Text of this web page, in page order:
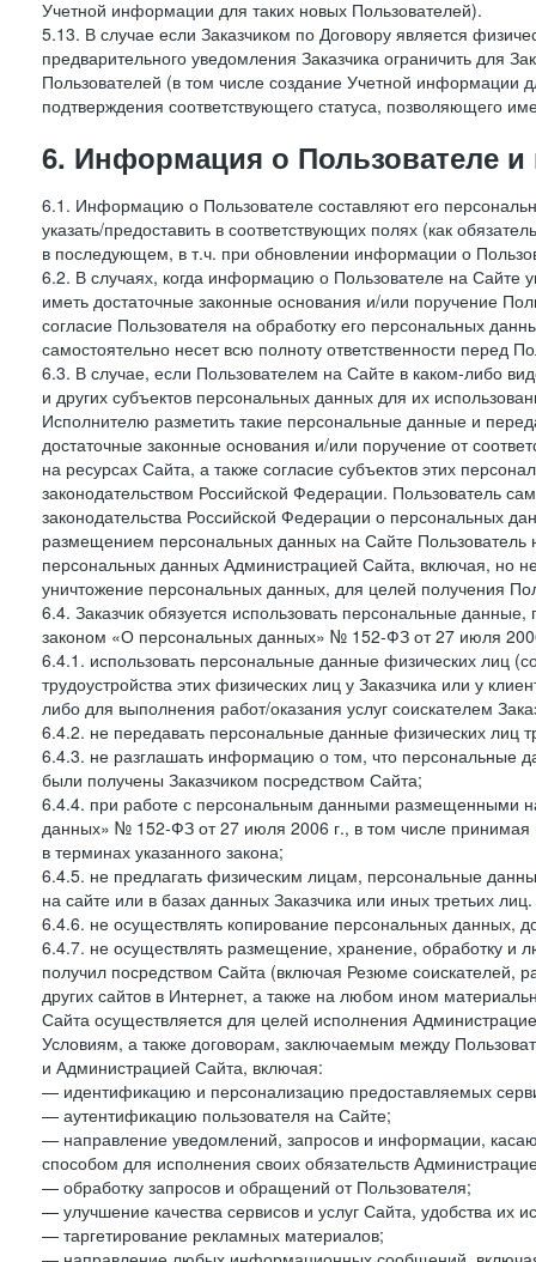
Учетной информации для таких новых Пользователей).
5.13. В случае если Заказчиком по Договору является
предварительного уведомления Заказчика ограничить для
Пользователей (в том числе создание Учетной информации
подтверждения соответствующего статуса, позволяющего
6. Информация о Пользователе
6.1. Информацию о Пользователе составляют его
указать/предоставить в соответствующих полях (как
в последующем, в т.ч. при обновлении информации о
6.2. В случаях, когда информацию о Пользователе на Сайте
иметь достаточные законные основания и/или поручение
согласие Пользователя на обработку его персональных
самостоятельно несет всю полноту ответственности перед
6.3. В случае, если Пользователем на Сайте в каком-либо
и других субъектов персональных данных для их
Исполнителю разметить такие персональные данные и
достаточные законные основания и/или поручение от
на ресурсах Сайта, а также согласие субъектов этих
законодательством Российской Федерации. Пользователь
законодательства Российской Федерации о персональных
размещением персональных данных на Сайте Пользователь
персональных данных Администрацией Сайта, включая, но
уничтожение персональных данных, для целей получения
6.4. Заказчик обязуется использовать персональные
законом «О персональных данных» № 152-ФЗ от 27 июля
6.4.1. использовать персональные данные физических лиц
трудоустройства этих физических лиц у Заказчика или у
либо для выполнения работ/оказания услуг соискателем
6.4.2. не передавать персональные данные физических лиц
6.4.3. не разглашать информацию о том, что персональные
были получены Заказчиком посредством Сайта;
6.4.4. при работе с персональным данными размещенными
данных» № 152-ФЗ от 27 июля 2006 г., в том числе принимая
в терминах указанного закона;
6.4.5. не предлагать физическим лицам, персональные
на сайте или в базах данных Заказчика или иных третьих лиц.
6.4.6. не осуществлять копирование персональных данных,
6.4.7. не осуществлять размещение, хранение, обработку и
получил посредством Сайта (включая Резюме
других сайтов в Интернет, а также на любом ином
Сайта осуществляется для целей исполнения
Условиям, а также договорам, заключаемым между
и Администрацией Сайта, включая:
— идентификацию и персонализацию предоставляемых
— аутентификацию пользователя на Сайте;
— направление уведомлений, запросов и информации,
способом для исполнения своих обязательств
— обработку запросов и обращений от Пользователя;
— улучшение качества сервисов и услуг Сайта, удобства их
— таргетирование рекламных материалов;